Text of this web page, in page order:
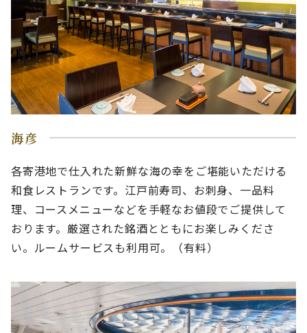
海彦
各寄港地で仕入れた新鮮な海の幸をご堪能いただける
和食レストランです。江戸前寿司、お刺身、一品料
理、コースメニューなどを手軽なお値段でご提供して
おります。厳選された銘酒とともにお楽しみくださ
い。ルームサービスも利用可。（有料）